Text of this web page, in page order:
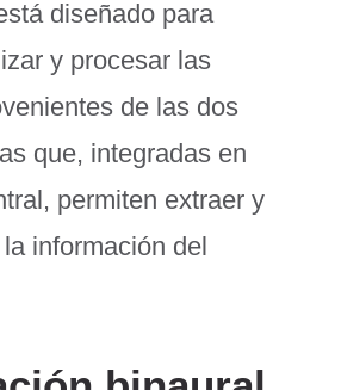
diseñado para
y procesar las
de las dos
que, integradas en
permiten extraer y
información del